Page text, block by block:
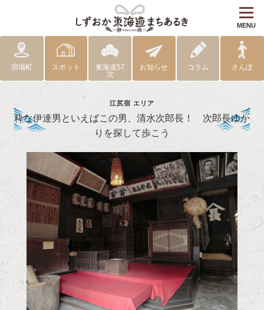
MENU
宿場町 スポット
東海道57
次
お知らせ コラム さんぽ
江尻宿 エリア
粋な伊達男といえばこの男、清水次郎長！ 次郎長ゆか
りを探して歩こう